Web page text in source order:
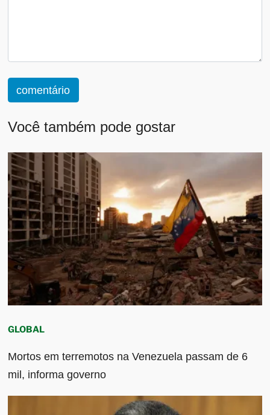
comentário
Você também pode gostar
GLOBAL
Mortos em terremotos na Venezuela passam de 6
mil, informa governo